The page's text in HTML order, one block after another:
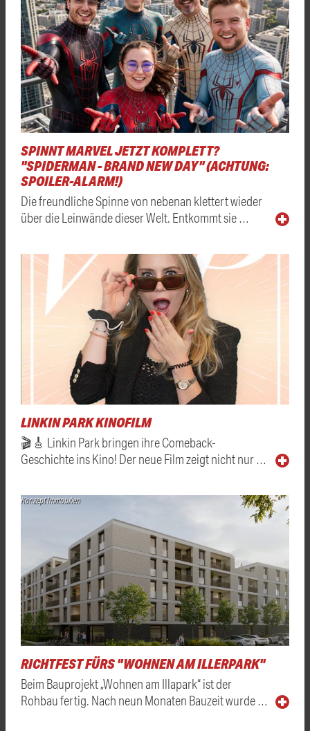
SPINNT MARVEL JETZT KOMPLETT?
"SPIDERMAN - BRAND NEW DAY" (ACHTUNG:
SPOILER-ALARM!)
Die freundliche Spinne von nebenan klettert wieder
über die Leinwände dieser Welt. Entkommt sie …
LINKIN PARK KINOFILM
🎬🎸 Linkin Park bringen ihre Comeback-
Geschichte ins Kino! Der neue Film zeigt nicht nur …
Konzept Immobilien
RICHTFEST FÜRS "WOHNEN AM ILLERPARK"
Beim Bauprojekt „Wohnen am Illapark“ ist der
Rohbau fertig. Nach neun Monaten Bauzeit wurde …